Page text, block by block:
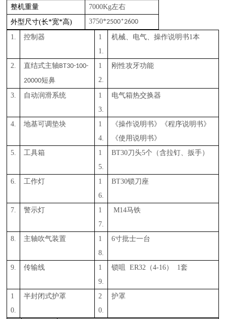
整机重量
7000Kg左右
外型尺寸(长*宽*高)
3750*2500*2600
1. 控制器
1
1.
机械、电气、操作说明书1本
2. 直结式主轴BT30-100-
20000短鼻
1
2.
刚性攻牙功能
3. 自动润滑系统
1
3.
电气箱热交换器
4. 地基可调垫块
1
4.
《操作说明书》《程序说明书》
《使用说明书》
5.
工具箱
1
5.
BT30刀头5个（含拉钉、扳手）
6. 工作灯
1
6.
BT30锁刀座
7. 警示灯
1
7.
M14马铁
8. 主轴吹气装置
1
8.
6寸批士一台
9. 传输线
1
9.
锁咀 ER32（4-16） 1套
1
0.
半封闭式护罩
2
0.
护罩